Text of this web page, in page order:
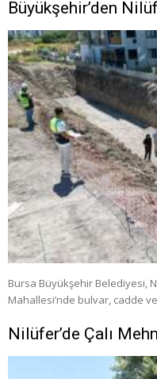
Büyükşehir’den
Bursa Büyükşehir Belediyesi,
Mahallesi’nde bulvar, cadde
Nilüfer’de Çalı